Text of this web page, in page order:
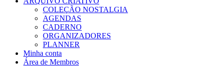
COLEÇÃO NOSTALGIA
AGENDAS
CADERNO
ORGANIZADORES
PLANNER
Minha conta
Área de Membros